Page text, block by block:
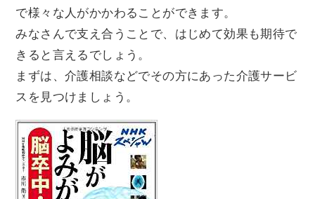
で様々な人がかかわることができます。
みなさんで支え合うことで、はじめて効果も期待で
きると言えるでしょう。
まずは、介護相談などでその方にあった介護サービ
スを見つけましょう。